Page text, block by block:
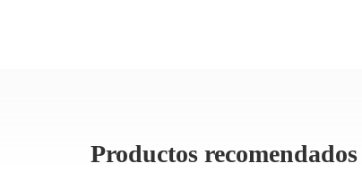
Productos recomendados